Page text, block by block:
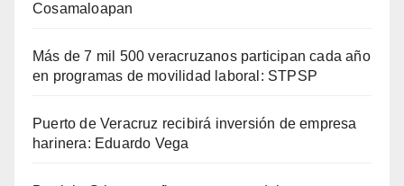
Cosamaloapan
Más de 7 mil 500 veracruzanos participan cada año
en programas de movilidad laboral: STPSP
Puerto de Veracruz recibirá inversión de empresa
harinera: Eduardo Vega